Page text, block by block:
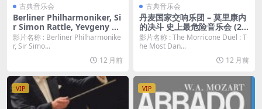
古典音乐会
Berliner Philharmoniker, Si
r Simon Rattle, Yevgeny Ki
ssin ‎– Dances & Dreams (20
11) 蓝光原盘 [BDMV 20.2G]
影片名称 : Berliner Philharmonike
r, Sir Simo...
12 月前
古典音乐会
丹麦国家交响乐团 – 莫里康内
的决斗 史上最危险音乐会 (20
18) 蓝光原盘 [BDMV 19.1G]
影片名称 : The Morricone Duel : T
he Most Dan...
12 月前
VIP VIP